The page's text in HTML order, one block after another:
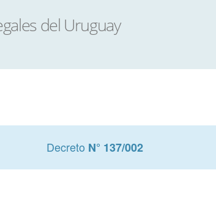
Decreto N° 137/002